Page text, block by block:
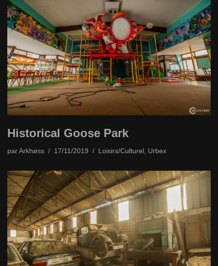
Historical Goose Park
par Arkhøss 17/11/2019 Loisirs/Culturel Urbex